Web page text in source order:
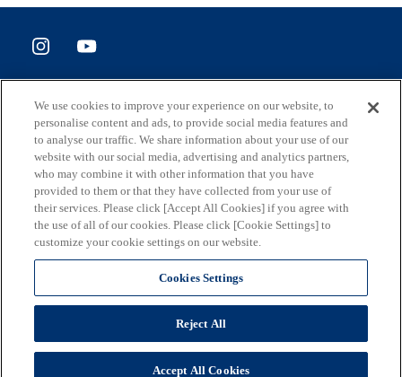
ホームページ評価アンケート
住所
163-8001 東京都新宿区西新宿2-8-1
メール
S0290106(at)section.metro.tokyo.jp
担当部署
東京都産業労働局総務部企画調整課
We use cookies to improve your experience on our website, to
personalise content and ads, to provide social media features and
to analyse our traffic. We share information about your use of our
website with our social media, advertising and analytics partners,
who may combine it with other information that you have
provided to them or that they have collected from your use of
their services. Please click [Accept All Cookies] if you agree with
the use of all of our cookies. Please click [Cookie Settings] to
customize your cookie settings on our website.
Cookies Settings
Reject All
Accept All Cookies